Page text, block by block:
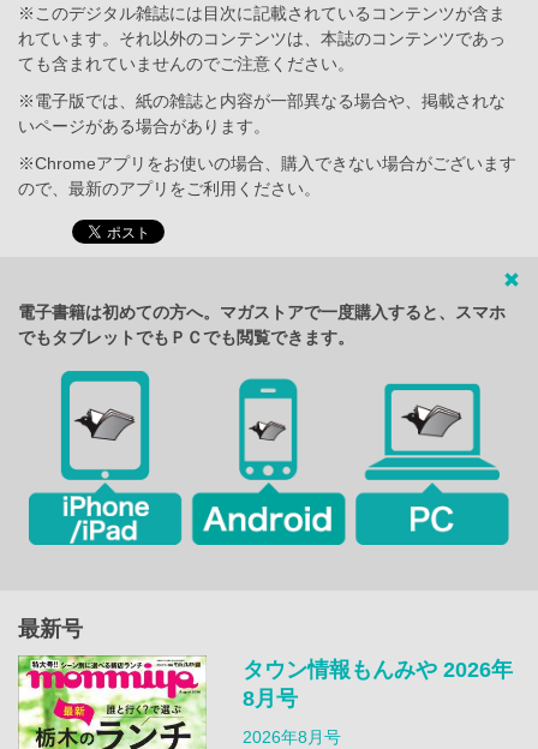
※このデジタル雑誌には目次に記載されているコンテンツが含ま
れています。それ以外のコンテンツは、本誌のコンテンツであっ
ても含まれていませんのでご注意ください。
※電子版では、紙の雑誌と内容が一部異なる場合や、掲載されな
いページがある場合があります。
※Chromeアプリをお使いの場合、購入できない場合がございます
ので、最新のアプリをご利用ください。
電子書籍は初めての方へ。マガストアで一度購入すると、スマホ
でもタブレットでもＰＣでも閲覧できます。
最新号
タウン情報もんみや 2026年
8月号
2026年8月号